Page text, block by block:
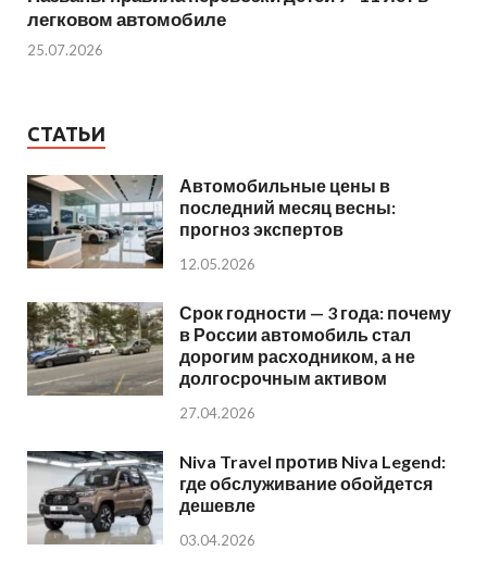
легковом автомобиле
25.07.2026
СТАТЬИ
Автомобильные цены в
последний месяц весны:
прогноз экспертов
12.05.2026
Срок годности — 3 года: почему
в России автомобиль стал
дорогим расходником, а не
долгосрочным активом
27.04.2026
Niva Travel против Niva Legend:
где обслуживание обойдется
дешевле
03.04.2026